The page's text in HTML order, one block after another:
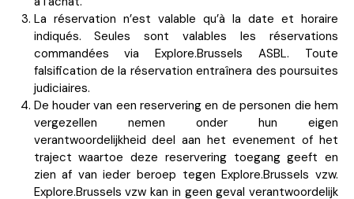
La réservation n’est valable qu’à la date et horaire
indiqués. Seules sont valables les réservations
commandées via Explore.Brussels ASBL. Toute
falsification de la réservation entraînera des poursuites
judiciaires.
De houder van een reservering en de personen die hem
vergezellen nemen onder hun eigen
verantwoordelijkheid deel aan het evenement of het
traject waartoe deze reservering toegang geeft en
zien af van ieder beroep tegen Explore.Brussels vzw.
Explore.Brussels vzw kan in geen geval verantwoordelijk